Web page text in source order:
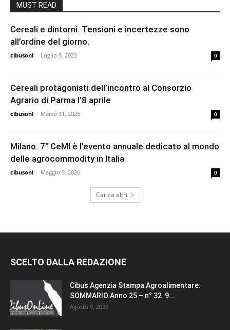
MUST READ
Cereali e dintorni. Tensioni e incertezze sono
all’ordine del giorno.
cibusonl - Luglio 5, 2023 0
Cereali protagonisti dell’incontro al Consorzio
Agrario di Parma l’8 aprile
cibusonl - Marzo 31, 2025 0
Milano. 7° CeMI è l’evento annuale dedicato al mondo
delle agrocommodity in Italia
cibusonl - Maggio 3, 2026 0
Carica altri
SCELTO DALLA REDAZIONE
Cibus Agenzia Stampa Agroalimentare:
SOMMARIO Anno 25 – n° 32 9...
Agosto 9, 2026